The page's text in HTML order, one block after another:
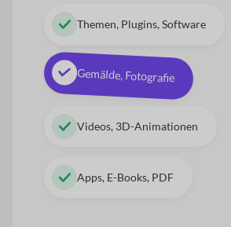
Themen, Plugins, Software
Gemälde, Fotografie
Videos, 3D-Animationen
Apps, E-Books, PDF